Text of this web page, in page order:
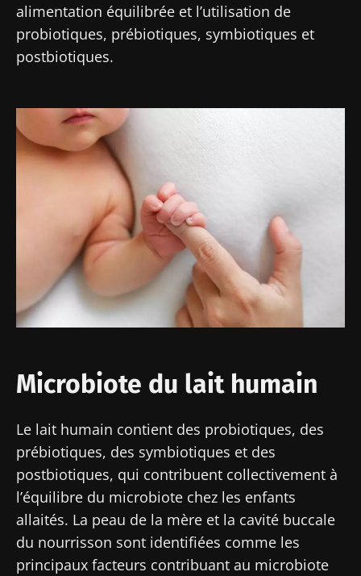
alimentation équilibrée et l’utilisation de
probiotiques, prébiotiques, symbiotiques et
postbiotiques.
Image
Microbiote du lait humain
Le lait humain contient des probiotiques, des
prébiotiques, des symbiotiques et des
postbiotiques, qui contribuent collectivement à
l’équilibre du microbiote chez les enfants
allaités. La peau de la mère et la cavité buccale
du nourrisson sont identifiées comme les
principaux facteurs contribuant au microbiote